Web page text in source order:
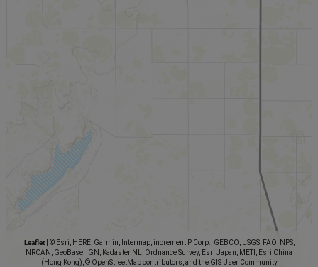
Leaflet
© Esri, HERE, Garmin, Intermap, increment P Corp., GEBCO, USGS, FAO, NPS,
NRCAN, GeoBase, IGN, Kadaster NL, Ordnance Survey, Esri Japan, METI, Esri China
(Hong Kong), © OpenStreetMap contributors, and the GIS User Community